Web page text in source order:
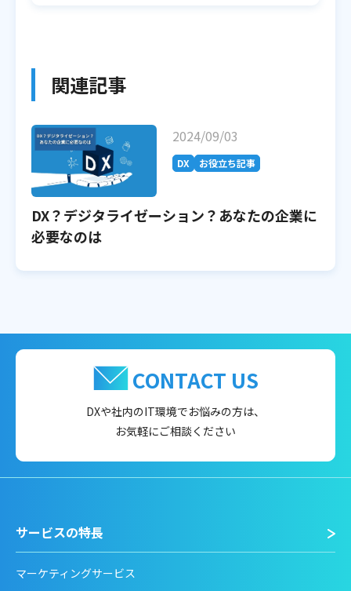
関連記事
2024/09/03
DX お役立ち記事
DX？デジタライゼーション？あなたの企業に
必要なのは
CONTACT US
DXや社内のIT環境でお悩みの方は、
お気軽にご相談ください
サービスの特長
マーケティングサービス